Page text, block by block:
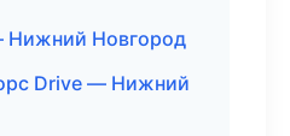
Новгород
Drive — Нижний